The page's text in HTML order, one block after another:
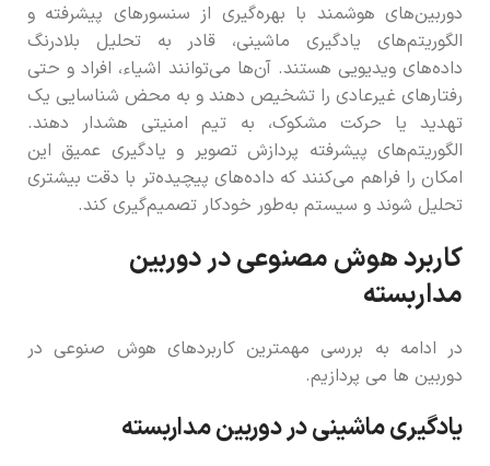
دوربین‌های هوشمند با بهره‌گیری از سنسورهای پیشرفته و
الگوریتم‌های یادگیری ماشینی، قادر به تحلیل بلادرنگ
داده‌های ویدیویی هستند. آن‌ها می‌توانند اشیاء، افراد و حتی
رفتارهای غیرعادی را تشخیص دهند و به محض شناسایی یک
تهدید یا حرکت مشکوک، به تیم امنیتی هشدار دهند.
الگوریتم‌های پیشرفته پردازش تصویر و یادگیری عمیق این
امکان را فراهم می‌کنند که داده‌های پیچیده‌تر با دقت بیشتری
تحلیل شوند و سیستم به‌طور خودکار تصمیم‌گیری کند.
کاربرد هوش مصنوعی در دوربین
مداربسته
در ادامه به بررسی مهمترین کاربردهای هوش صنوعی در
دوربین ها می پردازیم.
یادگیری ماشینی در دوربین‌ مداربسته